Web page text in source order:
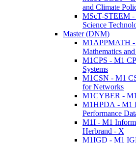
and Climate
MScT-STEEM -
Science
Master (DNM)
M1APPMATH
Mathematics
M1CPS - M1
Systems
M1CSN - M1
for Networks
M1CYBER -
M1HPDA - M1
Performance
M1I - M1
Herbrand - X
M1IGD - M1